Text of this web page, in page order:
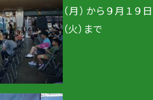
（月）から９月１９日
（火）まで